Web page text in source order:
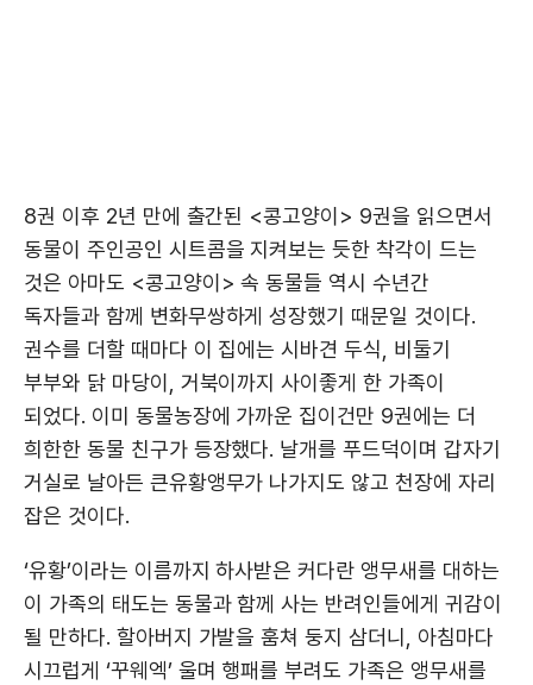
8권 이후 2년 만에 출간된 <콩고양이> 9권을 읽으면서
동물이 주인공인 시트콤을 지켜보는 듯한 착각이 드는
것은 아마도 <콩고양이> 속 동물들 역시 수년간
독자들과 함께 변화무쌍하게 성장했기 때문일 것이다.
권수를 더할 때마다 이 집에는 시바견 두식, 비둘기
부부와 닭 마당이, 거북이까지 사이좋게 한 가족이
되었다. 이미 동물농장에 가까운 집이건만 9권에는 더
희한한 동물 친구가 등장했다. 날개를 푸드덕이며 갑자기
거실로 날아든 큰유황앵무가 나가지도 않고 천장에 자리
잡은 것이다.
‘유황’이라는 이름까지 하사받은 커다란 앵무새를 대하는
이 가족의 태도는 동물과 함께 사는 반려인들에게 귀감이
될 만하다. 할아버지 가발을 훔쳐 둥지 삼더니, 아침마다
시끄럽게 ‘꾸웨엑’ 울며 행패를 부려도 가족은 앵무새를